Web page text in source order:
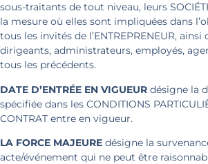
sous-traitants de tout niveau, leurs
la mesure où elles sont impliquées dans
tous les invités de l’ENTREPRENEUR,
dirigeants, administrateurs, employés,
tous les précédents.
DATE D’ENTRÉE EN VIGUEUR désigne la
spécifiée dans les CONDITIONS
CONTRAT entre en vigueur.
LA FORCE MAJEURE désigne la
acte/événement qui ne peut être